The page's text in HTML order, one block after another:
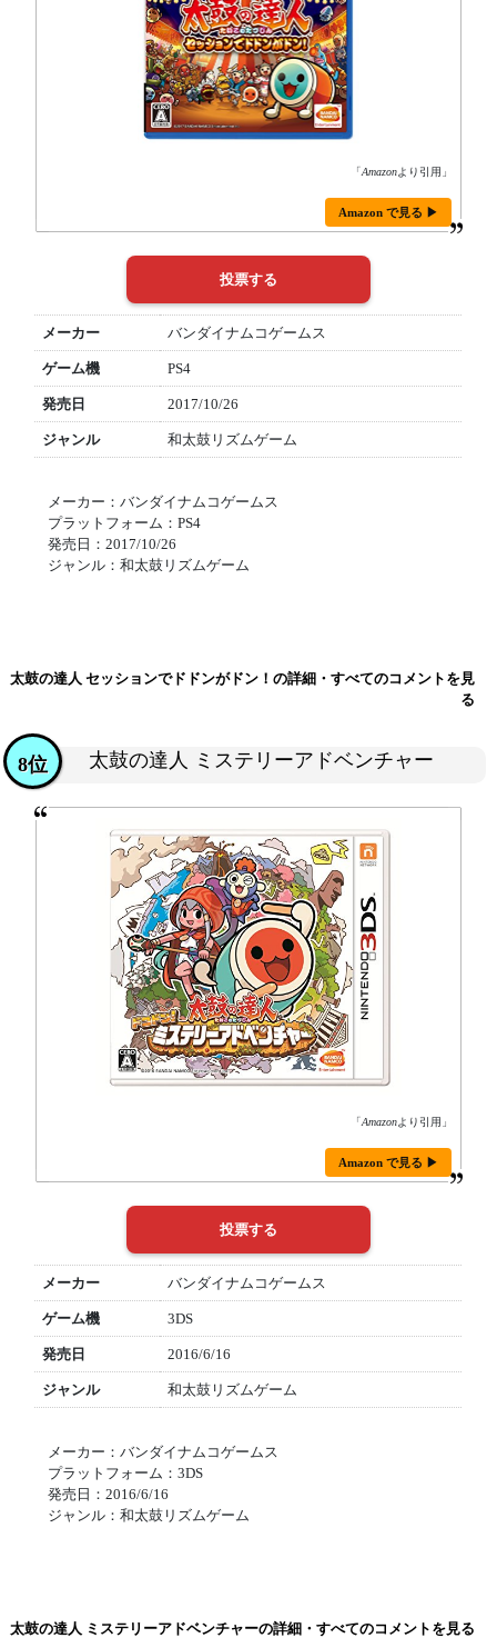
「Amazonより引用」
Amazon で見る ▶
メーカー バンダイナムコゲームス
ゲーム機 PS4
発売日 2017/10/26
ジャンル 和太鼓リズムゲーム
メーカー：バンダイナムコゲームス
プラットフォーム：PS4
発売日：2017/10/26
ジャンル：和太鼓リズムゲーム
太鼓の達人 セッションでドドンがドン！の詳細・すべてのコメントを見
る
太鼓の達人 ミステリーアドベンチャー
8位
「Amazonより引用」
Amazon で見る ▶
メーカー バンダイナムコゲームス
ゲーム機 3DS
発売日 2016/6/16
ジャンル 和太鼓リズムゲーム
メーカー：バンダイナムコゲームス
プラットフォーム：3DS
発売日：2016/6/16
ジャンル：和太鼓リズムゲーム
太鼓の達人 ミステリーアドベンチャーの詳細・すべてのコメントを見る